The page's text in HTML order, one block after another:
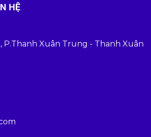
HỆ
P.Thanh Xuân Trung - Thanh Xuân